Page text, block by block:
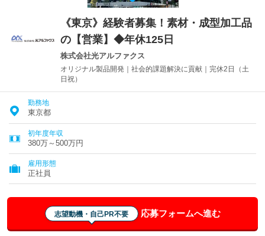
《東京》経験者募集！素材・成型加工品
の【営業】◆年休125日
株式会社光アルファクス
オリジナル製品開発｜社会的課題解決に貢献｜完休2日（土
日祝）
勤務地
東京都
初年度年収
380万～500万円
雇用形態
正社員
志望動機・自己PR不要 応募フォームへ進む